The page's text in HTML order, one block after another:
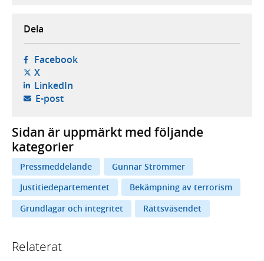
Dela
Facebook- öppnas i ny flik, extern webbplats,
X- öppnas i ny flik, extern webbplats,
LinkedIn- öppnas i ny flik, extern webbplats,
E-post- öppnar din e-postklient,
Sidan är uppmärkt med följande
kategorier
Pressmeddelande
Gunnar Strömmer
Justitiedepartementet
Bekämpning av terrorism
Grundlagar och integritet
Rättsväsendet
Relaterat